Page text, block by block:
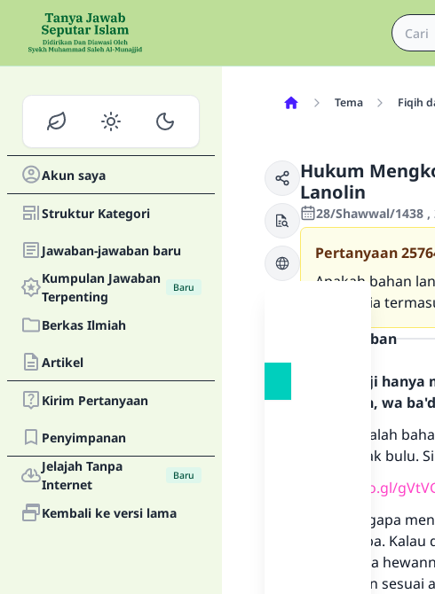
Akun saya
Struktur Kategori
Jawaban-jawaban baru
Kumpulan Jawaban
Terpenting
Baru
Berkas Ilmiah
Artikel
Kirim Pertanyaan
Penyimpanan
Jelajah Tanpa
Internet
Baru
Kembali ke versi lama
Tema Fiqih
Hukum
Lanolin
28/Shawwal/1438 ,
Pertanyaan
Apakah bahan
dimana ia
Teks Jawaban
Segala puji
Rasulullah, wa
Lanolin adalah
juga minyak bulu.
https://goo.gl/
tidak mengapa
bulu domba.
jelas bahwa
sembelihan